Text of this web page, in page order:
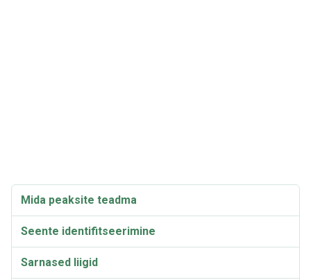
Mida peaksite teadma
Seente identifitseerimine
Sarnased liigid